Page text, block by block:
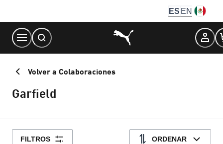
Content
ES EN
Volver a Colaboraciones
Garfield
FILTROS ORDENAR